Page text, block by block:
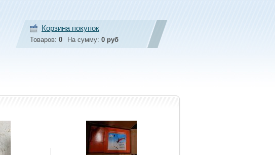
Корзина покупок
Товаров: 0 На сумму: 0 руб